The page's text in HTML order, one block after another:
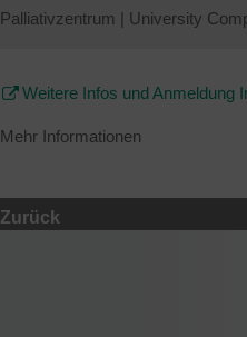
Palliativzentrum | University
Weitere Infos und Anmeldung
Mehr Informationen
Zurück